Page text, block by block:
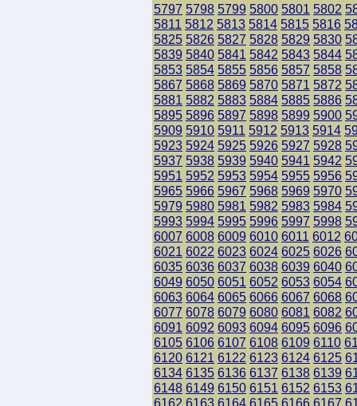
5797 5798 5799 5800 5801 5802
5811 5812 5813 5814 5815 5816
5825 5826 5827 5828 5829 5830
5839 5840 5841 5842 5843 5844
5853 5854 5855 5856 5857 5858
5867 5868 5869 5870 5871 5872
5881 5882 5883 5884 5885 5886
5895 5896 5897 5898 5899 5900
5909 5910 5911 5912 5913 5914
5923 5924 5925 5926 5927 5928
5937 5938 5939 5940 5941 5942
5951 5952 5953 5954 5955 5956
5965 5966 5967 5968 5969 5970
5979 5980 5981 5982 5983 5984
5993 5994 5995 5996 5997 5998
6007 6008 6009 6010 6011 6012
6021 6022 6023 6024 6025 6026
6035 6036 6037 6038 6039 6040
6049 6050 6051 6052 6053 6054
6063 6064 6065 6066 6067 6068
6077 6078 6079 6080 6081 6082
6091 6092 6093 6094 6095 6096
6105 6106 6107 6108 6109 6110
6120 6121 6122 6123 6124 6125
6134 6135 6136 6137 6138 6139
6148 6149 6150 6151 6152 6153
6162 6163 6164 6165 6166 6167